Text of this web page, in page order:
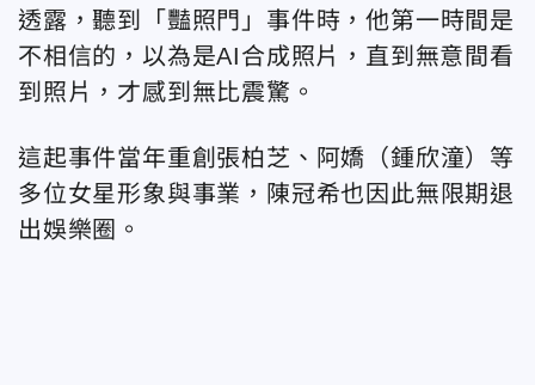
透露，聽到「豔照門」事件時，他第一時間是
不相信的，以為是AI合成照片，直到無意間看
到照片，才感到無比震驚。
這起事件當年重創張柏芝、阿嬌（鍾欣潼）等
多位女星形象與事業，陳冠希也因此無限期退
出娛樂圈。